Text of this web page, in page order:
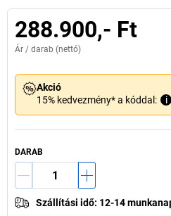
288.900,- Ft
Ár / darab (nettó)
Akció
15% kedvezmény* a kóddal:
i
DARAB
Szállítási idő: 12-14